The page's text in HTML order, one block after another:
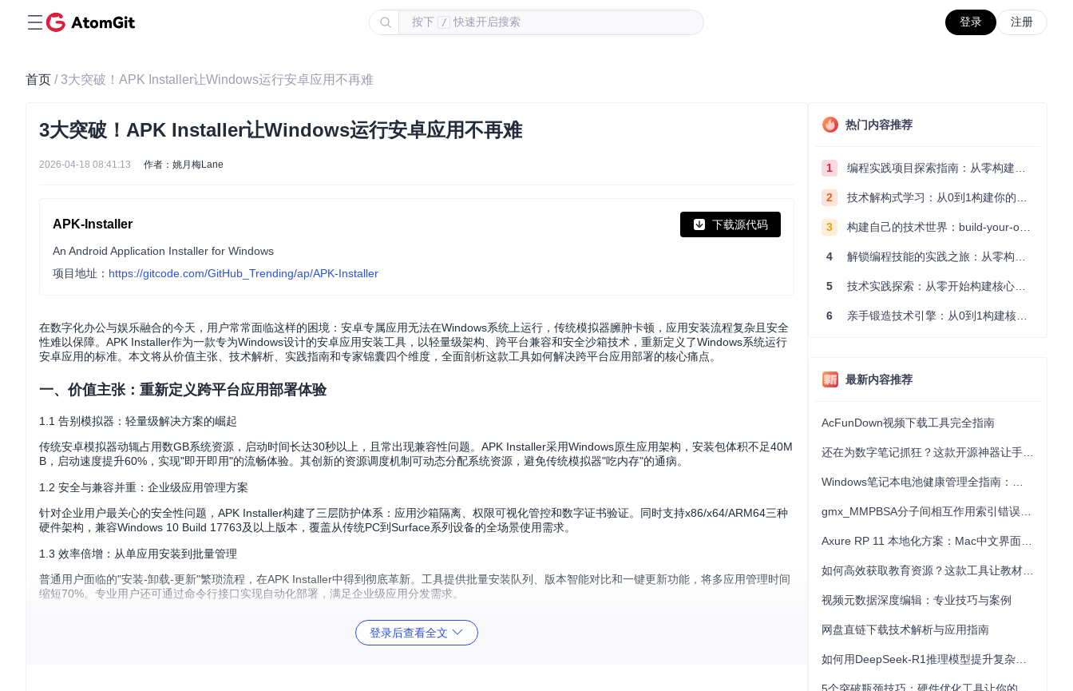
按下 / 快速开启搜索 登录 注册
首页 / 3大突破！APK Installer让Windows运行安卓应用不再难
3大突破！APK Installer让Windows运行安卓应用不再难
2026-04-18 08:41:13 作者：姚月梅Lane
APK-Installer 下载源代码
An Android Application Installer for Windows
项目地址： https://gitcode.com/GitHub_Trending/ap/APK-Installer
在数字化办公与娱乐融合的今天，用户常常面临这样的困境：安卓专属应用无法在Windows系统上运行，传统模拟器臃肿卡顿，应用安装流程复杂且安全
性难以保障。APK Installer作为一款专为Windows设计的安卓应用安装工具，以轻量级架构、跨平台兼容和安全沙箱技术，重新定义了Windows系统运行
安卓应用的标准。本文将从价值主张、技术解析、实践指南和专家锦囊四个维度，全面剖析这款工具如何解决跨平台应用部署的核心痛点。
一、价值主张：重新定义跨平台应用部署体验
1.1 告别模拟器：轻量级解决方案的崛起
传统安卓模拟器动辄占用数GB系统资源，启动时间长达30秒以上，且常出现兼容性问题。APK Installer采用Windows原生应用架构，安装包体积不足40M
B，启动速度提升60%，实现"即开即用"的流畅体验。其创新的资源调度机制可动态分配系统资源，避免传统模拟器"吃内存"的通病。
1.2 安全与兼容并重：企业级应用管理方案
针对企业用户最关心的安全性问题，APK Installer构建了三层防护体系：应用沙箱隔离、权限可视化管控和数字证书验证。同时支持x86/x64/ARM64三种
硬件架构，兼容Windows 10 Build 17763及以上版本，覆盖从传统PC到Surface系列设备的全场景使用需求。
1.3 效率倍增：从单应用安装到批量管理
普通用户面临的"安装-卸载-更新"繁琐流程，在APK Installer中得到彻底革新。工具提供批量安装队列、版本智能对比和一键更新功能，将多应用管理时间
缩短70%。专业用户还可通过命令行接口实现自动化部署，满足企业级应用分发需求。
登录后查看全文
热门内容推荐
1 编程实践项目探索指南：从零构建技术能力体系
2 技术解构式学习：从0到1构建你的编程知识体系
3 构建自己的技术世界：build-your-own-x项目的实践探索指南
4 解锁编程技能的实践之旅：从零构建你的技术世界
5 技术实践探索：从零开始构建核心系统的实践指南
6 亲手锻造技术引擎：从0到1构建核心系统的实践指南
最新内容推荐
AcFunDown视频下载工具完全指南
视频元数据深度编辑：专业技巧与案例
网盘直链下载技术解析与应用指南